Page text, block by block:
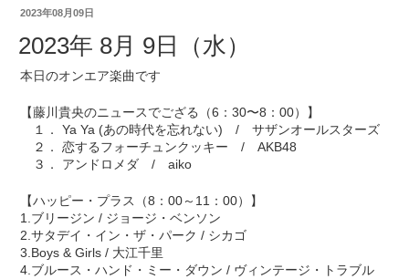
2023年08月09日
2023年 8月 9日（水）
本日のオンエア楽曲です
【藤川貴央のニュースでござる（6：30〜8：00）】
１． Ya Ya (あの時代を忘れない) / サザンオールスターズ
２． 恋するフォーチュンクッキー / AKB48
３． アンドロメダ / aiko
【ハッピー・プラス（8：00～11：00）】
1.ブリージン / ジョージ・ベンソン
2.サタデイ・イン・ザ・パーク / シカゴ
3.Boys & Girls / 大江千里
4.ブルース・ハンド・ミー・ダウン / ヴィンテージ・トラブル